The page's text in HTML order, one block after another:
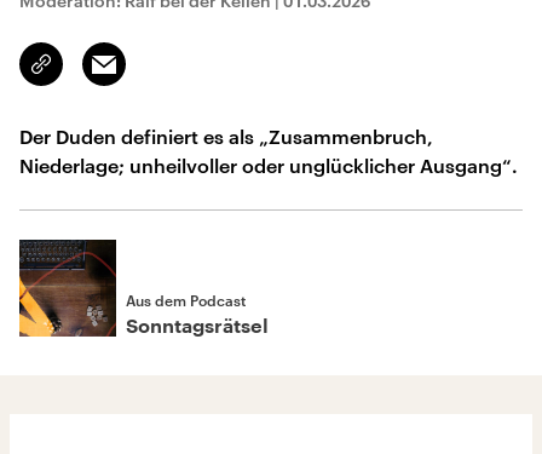
Link
kopieren/teilen
Email
Der Duden definiert es als „Zusammenbruch,
Niederlage; unheilvoller oder unglücklicher Ausgang“.
Aus dem Podcast
Sonntagsrätsel